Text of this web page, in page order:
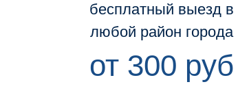
бесплатный выезд в
любой район города
от 300 руб